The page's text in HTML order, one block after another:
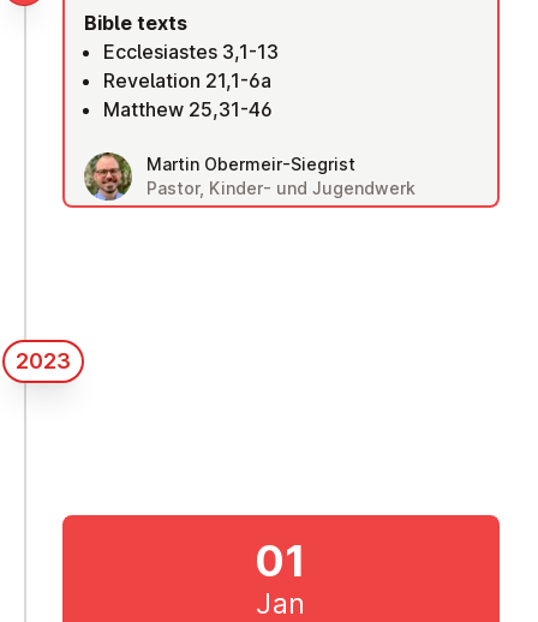
Bible texts
Ecclesiastes 3,1-13
Revelation 21,1-6a
Matthew 25,31-46
Martin Obermeir-Siegrist
Pastor, Kinder- und Jugendwerk
2023
01
Jan